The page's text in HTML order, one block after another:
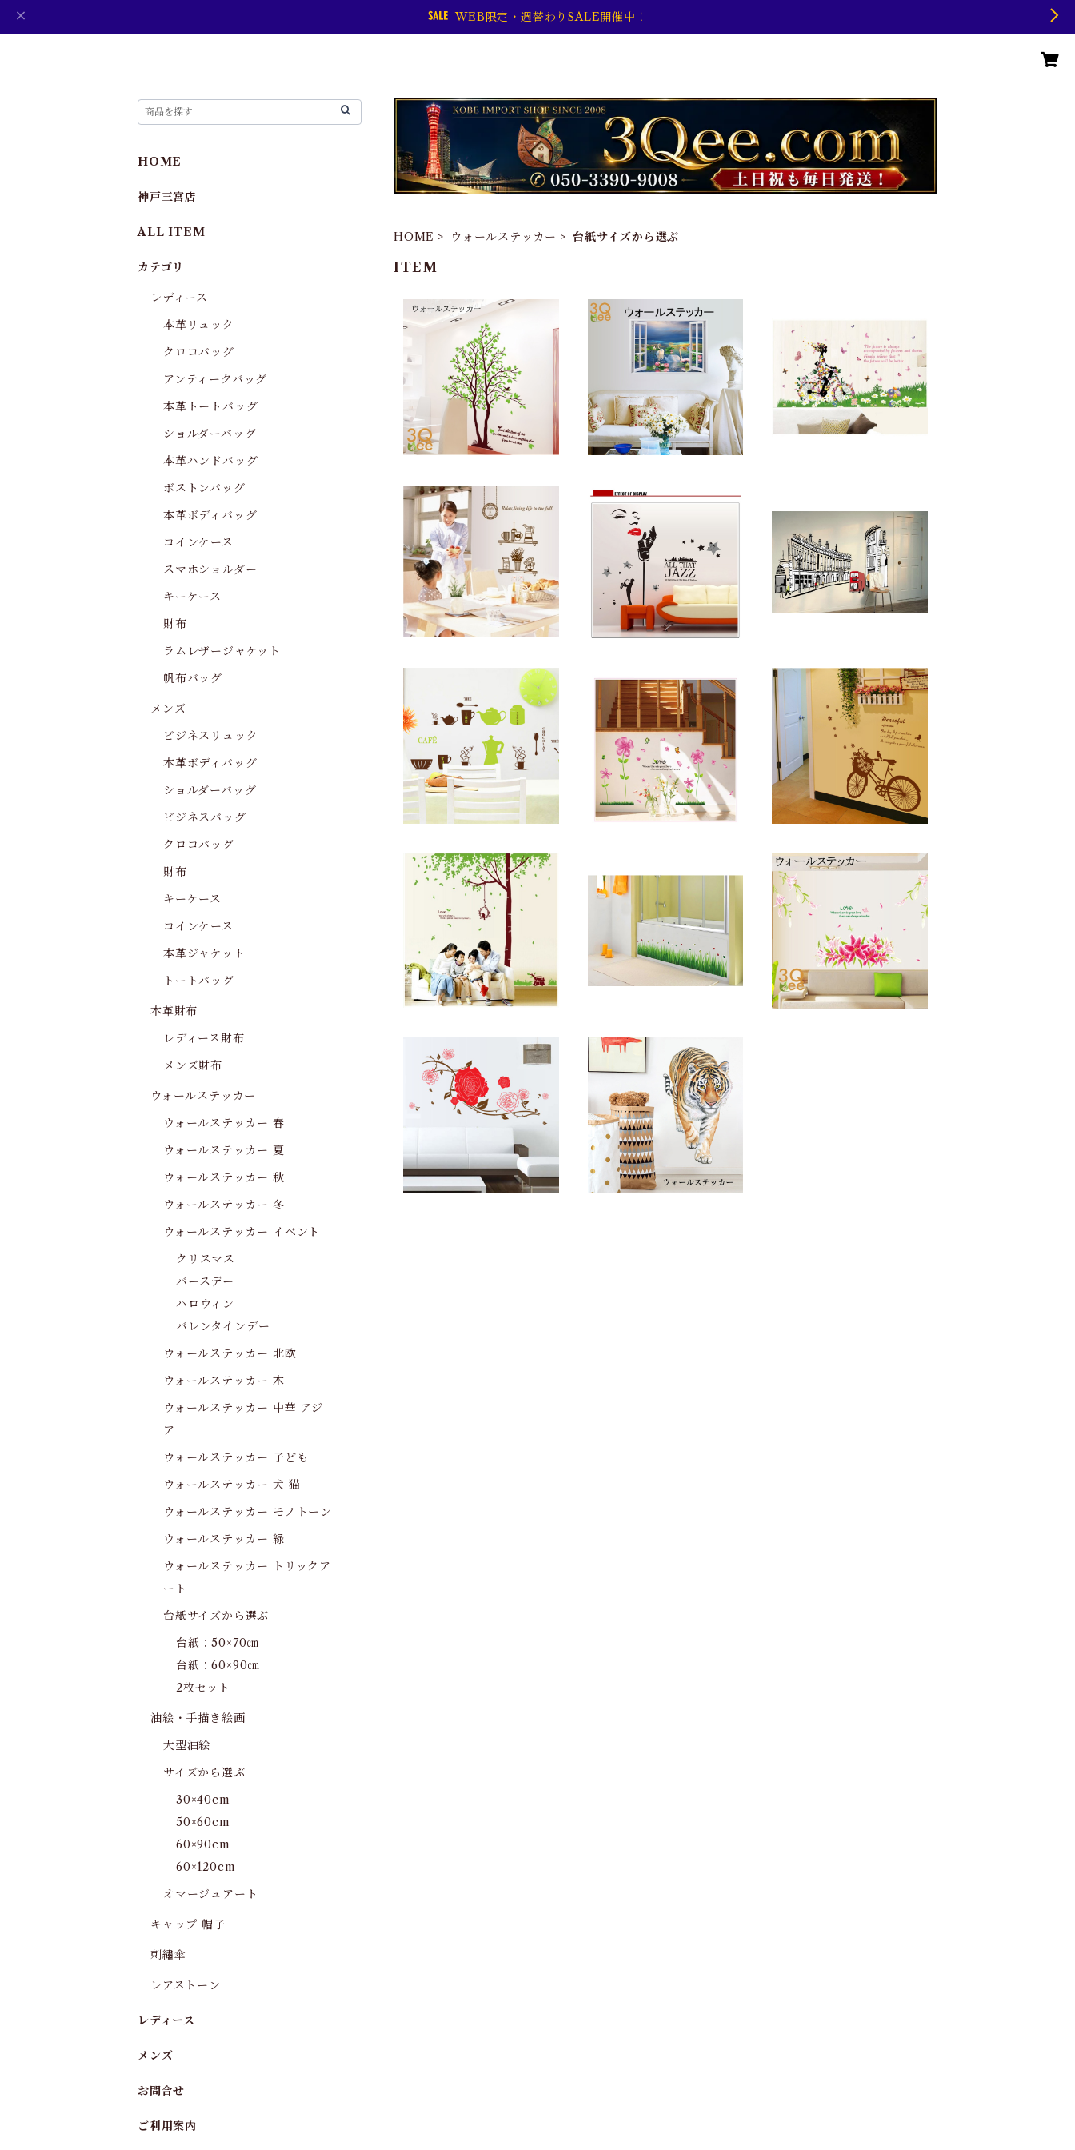
WEB限定・週替わりSALE開催中！
HOME ウォールステッカー 台紙サイズから選ぶ
ITEM
ウォールステッカー 木 茶
色 壁紙 シール 賃貸OK は
がせる 剥がせる DIY 模様
替え インテリア バード ツ
リー ブラウン 葉 葉っぱ 木
漏れ日 グリーン 緑 爽やか
癒し 送料無料
¥2,800
ウォールステッカー 白鳥
蓮 池 花 シール 賃貸OK イ
ンテリア パーク 森 フォレ
スト 草原 花 フラワー 巣箱
ウィンドウ 景色 風景 緑 グ
リーン 木 ツリー 台紙50×7
0cm sk7019B
25%OFF
ウォールステッカー 植物
北欧 オシャレ 子供部屋 フ
ラワー 緑 壁紙 シール 賃貸
OK はがせる 剥がせる DI
Y 模様替え インテリア ス
クウェア ピンク 花 絵 トリ
ックアート 送料無料 母の
¥1,800
25%OFF
ウォールステッカー テーブ
ルウェア 壁紙 シール 賃貸
OK はがせる 剥がせる DI
Y 模様替え インテリア 台
所 台所用品 キッチン用品
ポット カップ ミルク 花瓶
珈琲 コーヒー ティー 紅茶
母の日
¥1,800
25%OFF
ウォールステッカー ALL
THAT JAZZ 60×90cm
壁紙 剥がせる DIY 模様替
え インテリア ジャズ Jazz
シンガー ソング 美女 サッ
クス マイク スタンド ボリ
ューム ミュージック 歌 音
楽 恰好良い 格好良い 大人
¥2,400
ウォールステッカー EUR
O TRIP 壁紙 シール 賃貸
OK はがせる 剥がせる DI
Y 模様替え インテリア ヨ
ーロッパ 街並み 送料無料
¥1,800
25%OFF
ウォールステッカー カフェ
ティーポット 壁紙 シール
賃貸OK はがせる 剥がせる
DIY 模様替え インテリア
喫茶店 コーヒー コーヒー
豆 ドリップ コーヒーカッ
プ 粗挽き あら挽き coffee
cafe
¥1,800
25%OFF
ウォールステッカー 紫花
壁紙 シール 賃貸OK はが
せる 剥がせる DIY 模様替
え インテリア 花 フラワー
母の日
¥1,800
25%OFF
ウォールステッカー バイク
壁紙 シール 賃貸OK はが
せる 剥がせる DIY 模様替
え インテリア 花 フラワー
北欧 母の日
¥1,800
25%OFF
ウォールステッカー 鳥の巣
リースの木 茶色 壁紙 シー
ル 賃貸OK はがせる 剥が
せる DIY 模様替え インテ
リア バード ツリー ブラウ
ン 葉 葉っぱ 木漏れ日 グリ
ーン 緑 爽やか 癒し 送料無
料
¥1,980
40%OFF
ウォールステッカー テント
ウムシ 50×70cm 壁紙 シ
ール 賃貸OK はがせる 剥
がせる DIY 模様替え イン
テリア Ladybird ladybu
g てんとうむし てんとう虫
天道虫 テントウ虫 草原 原
¥1,800
25%OFF
ウォールステッカー ピンク
のユリ 壁紙 シール 賃貸O
K はがせる 剥がせる DIY
模様替え インテリア ゆり
百合 花 リリー リリィ フラ
ワー 花びら 蝶々 ちょうち
ょ バタフライ宅配便送料無
料 母の日
¥1,800
25%OFF
ウォールステッカー バラの
花 壁紙 シール 賃貸OK は
がせる 剥がせる DIY 模様
替え インテリア ばら 薔薇
ローズ ピンクローズ 蝶々
ちょうちょ バタフライ 送
料無料 母の日
¥1,800
ウォールステッカー 虎 ト
ラ タイガー リアル 壁紙 シ
ール 賃貸OK はがせる 剥
がせる DIY 模様替え イン
テリア 植物 子ども部屋 送
料無料
¥1,800
25%OFF
HOME
神戸三宮店
ALL ITEM
カテゴリ
レディース
本革リュック
クロコバッグ
アンティークバッグ
本革トートバッグ
ショルダーバッグ
本革ハンドバッグ
ボストンバッグ
本革ボディバッグ
コインケース
スマホショルダー
キーケース
財布
ラムレザージャケット
帆布バッグ
メンズ
ビジネスリュック
本革ボディバッグ
ショルダーバッグ
ビジネスバッグ
クロコバッグ
財布
キーケース
コインケース
本革ジャケット
トートバッグ
本革財布
レディース財布
メンズ財布
ウォールステッカー
ウォールステッカー 春
ウォールステッカー 夏
ウォールステッカー 秋
ウォールステッカー 冬
ウォールステッカー イベント
クリスマス
バースデー
ハロウィン
バレンタインデー
ウォールステッカー 北欧
ウォールステッカー 木
ウォールステッカー 中華 アジ
ア
ウォールステッカー 子ども
ウォールステッカー 犬 猫
ウォールステッカー モノトーン
ウォールステッカー 緑
ウォールステッカー トリックア
ート
台紙サイズから選ぶ
台紙：50×70㎝
台紙：60×90㎝
2枚セット
油絵・手描き絵画
大型油絵
サイズから選ぶ
30×40cm
50×60cm
60×90cm
60×120cm
オマージュアート
キャップ 帽子
刺繡傘
レアストーン
レディース
メンズ
お問合せ
ご利用案内